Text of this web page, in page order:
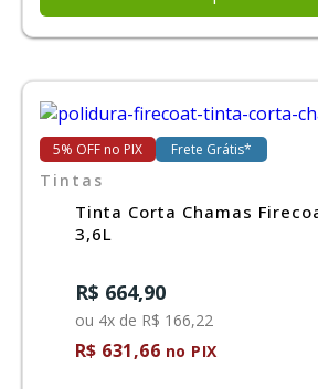
5% OFF no PIX Frete Grátis*
Tintas
Tinta Corta Chamas
3,6L
R$ 664,90
ou 4x de R$ 166,22
R$ 631,66 no PIX